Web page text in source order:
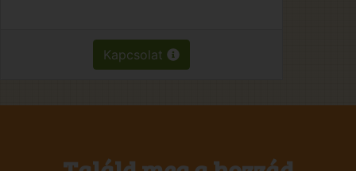
Kapcsolat